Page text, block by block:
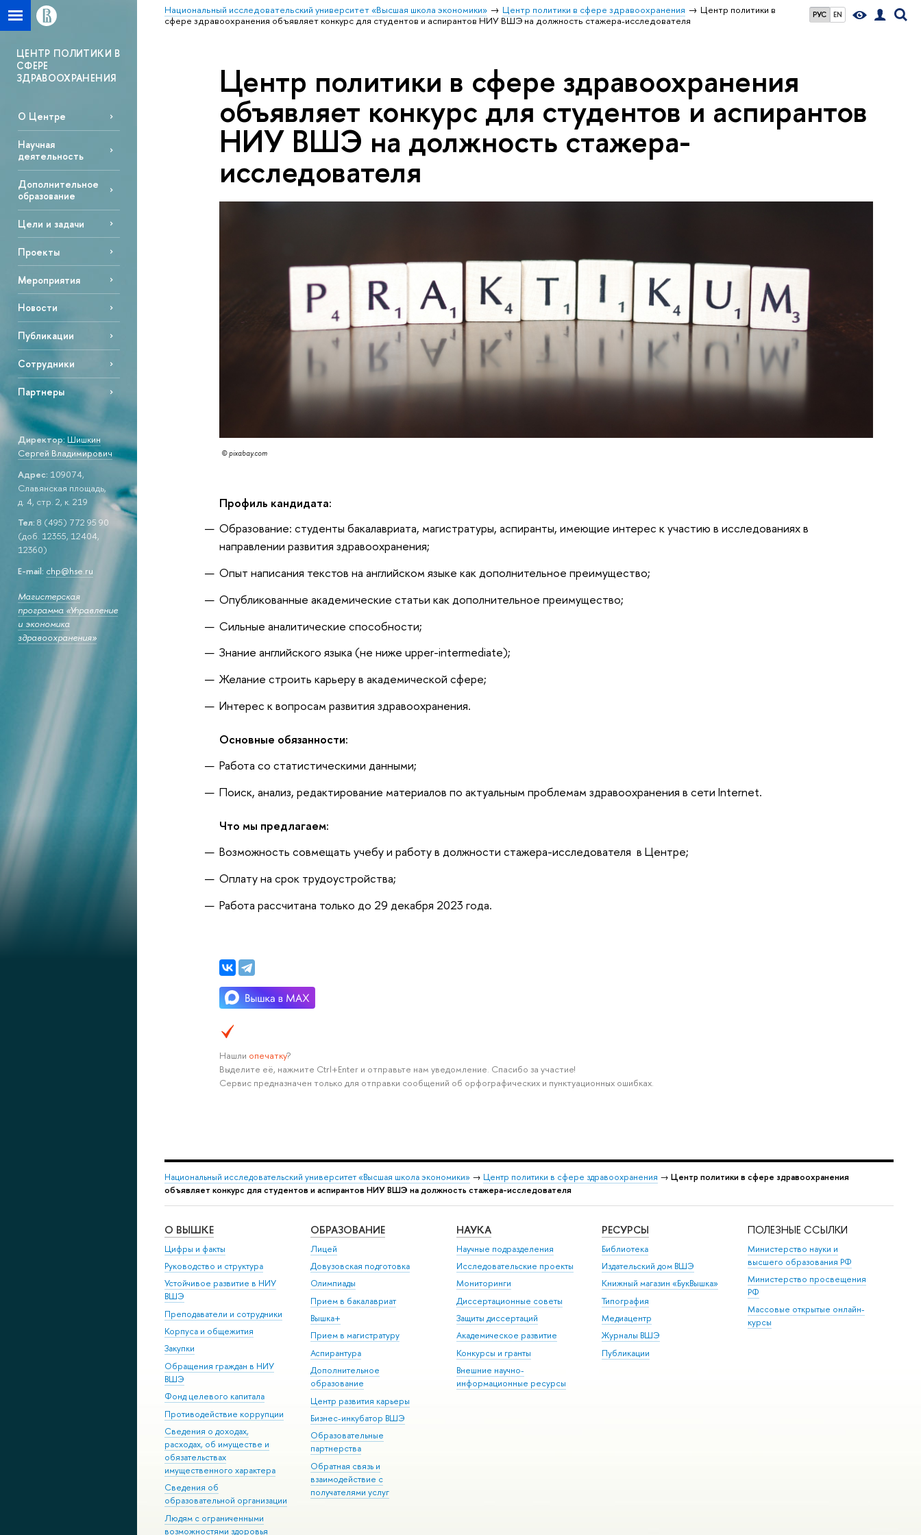
РУС EN
Национальный исследовательский университет «Высшая школа экономики» Центр политики в сфере здравоохранения
Центр политики в
сфере здравоохранения объявляет конкурс для студентов и аспирантов НИУ ВШЭ на должность стажера-исследователя
ЦЕНТР ПОЛИТИКИ В
СФЕРЕ
ЗДРАВООХРАНЕНИЯ
О Центре
Научная
деятельность
Дополнительное
образование
Цели и задачи
Проекты
Мероприятия
Новости
Публикации
Сотрудники
Партнеры
Директор: Шишкин
Сергей Владимирович
Адрес: 109074,
Славянская площадь,
д. 4, стр. 2, к. 219
Тел: 8 (495) 772 95 90
(доб. 12355, 12404,
12360)
E-mail: chp@hse.ru
Магистерская
программа «Управление
и экономика
здравоохранения»
Центр политики в сфере здравоохранения
объявляет конкурс для студентов и аспирантов
НИУ ВШЭ на должность стажера-
исследователя
© pixabay.com
Профиль кандидата:
Образование: студенты бакалавриата, магистратуры, аспиранты, имеющие интерес к участию в исследованиях в
направлении развития здравоохранения;
Опыт написания текстов на английском языке как дополнительное преимущество;
Опубликованные академические статьи как дополнительное преимущество;
Сильные аналитические способности;
Знание английского языка (не ниже upper-intermediate);
Желание строить карьеру в академической сфере;
Интерес к вопросам развития здравоохранения.
Основные обязанности:
Работа со статистическими данными;
Поиск, анализ, редактирование материалов по актуальным проблемам здравоохранения в сети Internet.
Что мы предлагаем:
Возможность совмещать учебу и работу в должности стажера-исследователя в Центре;
Оплату на срок трудоустройства;
Работа рассчитана только до 29 декабря 2023 года.
Нашли опечатку?
Выделите её, нажмите Ctrl+Enter и отправьте нам уведомление. Спасибо за участие!
Сервис предназначен только для отправки сообщений об орфографических и пунктуационных ошибках.
Национальный исследовательский университет «Высшая школа экономики» → Центр политики в сфере здравоохранения → Центр политики в сфере здравоохранения
объявляет конкурс для студентов и аспирантов НИУ ВШЭ на должность стажера-исследователя
О ВЫШКЕ
Цифры и факты
Руководство и структура
Устойчивое развитие в НИУ
ВШЭ
Преподаватели и сотрудники
Корпуса и общежития
Закупки
Обращения граждан в НИУ
ВШЭ
Фонд целевого капитала
Противодействие коррупции
Сведения о доходах,
расходах, об имуществе и
обязательствах
имущественного характера
Сведения об
образовательной организации
Людям с ограниченными
возможностями здоровья
ОБРАЗОВАНИЕ
Лицей
Довузовская подготовка
Олимпиады
Прием в бакалавриат
Вышка+
Прием в магистратуру
Аспирантура
Дополнительное
образование
Центр развития карьеры
Бизнес-инкубатор ВШЭ
Образовательные
партнерства
Обратная связь и
взаимодействие с
получателями услуг
НАУКА
Научные подразделения
Исследовательские проекты
Мониторинги
Диссертационные советы
Защиты диссертаций
Академическое развитие
Конкурсы и гранты
Внешние научно-
информационные ресурсы
РЕСУРСЫ
Библиотека
Издательский дом ВШЭ
Книжный магазин «БукВышка»
Типография
Медиацентр
Журналы ВШЭ
Публикации
ПОЛЕЗНЫЕ ССЫЛКИ
Министерство науки и
высшего образования РФ
Министерство просвещения
РФ
Массовые открытые онлайн-
курсы